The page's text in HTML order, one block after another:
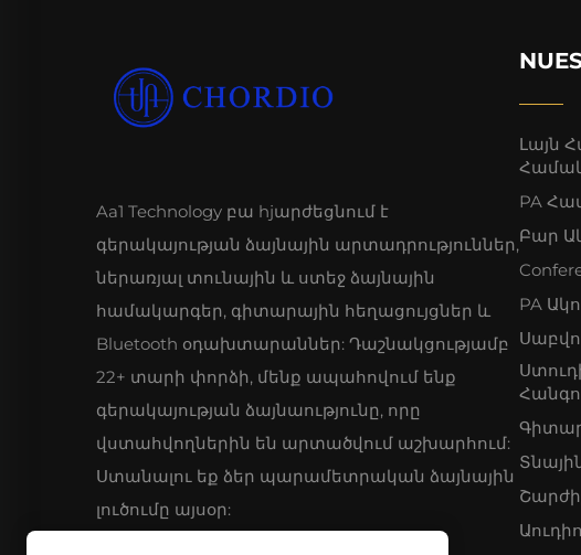
Aa1 Technology բա hjարժեցնում է
գերակայության ձայնային արտադրություններ,
ներառյալ տունային և ստեջ ձայնային
համակարգեր, գիտարային հեղացույցներ և
Bluetooth օդախտարաններ: Դաշնակցությամբ
22+ տարի փորձի, մենք ապահովում ենք
գերակայության ձայնաությունը, որը
վստահվողներին են արտածվում աշխարհում:
Ստանալու եք ձեր պարամետրական ձայնային
լուծումը այսօր:
Լայն
PA
Բար
PA